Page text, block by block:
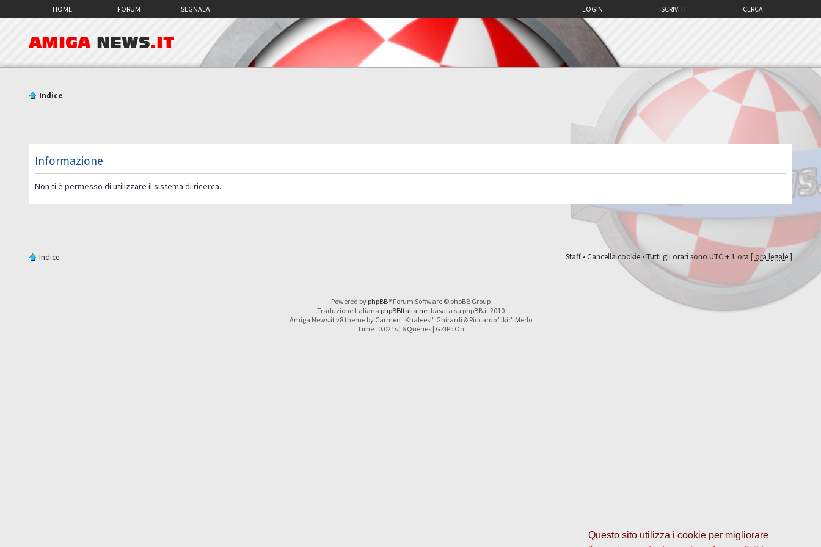
Questo sito utilizza i cookie per migliorare
HOME FORUM SEGNALA CERCA
ISCRIVITI
LOGIN
AMIGA NEWS.IT
Indice
Informazione
Non ti è permesso di utilizzare il sistema di ricerca.
Indice Staff•Cancella cookie• Tutti gli orari sono UTC + 1 ora [ ora legale]
Powered by phpBB® Forum Software © phpBB Group
Traduzione Italiana phpBBItalia.netbasata su phpBB.it 2010
Amiga News.it v8 theme by Carmen "Khaleesi" Ghirardi & Riccardo "ikir" Merlo
Time : 0.021s | 6 Queries | GZIP : On